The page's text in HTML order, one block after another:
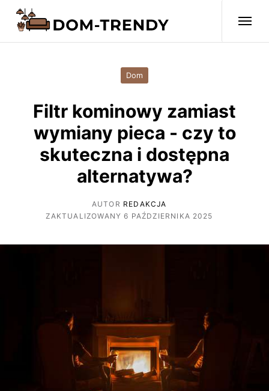
Dom
Filtr kominowy zamiast
wymiany pieca - czy to
skuteczna i dostępna
alternatywa?
AUTOR REDAKCJA
ZAKTUALIZOWANY 6 PAŹDZIERNIKA 2025